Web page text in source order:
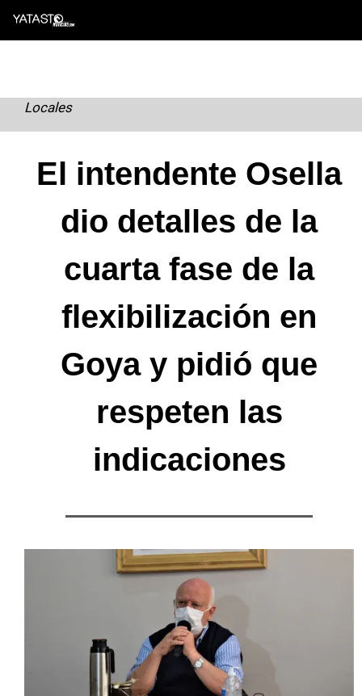
Skip
Locales
El intendente Osella
dio detalles de la
cuarta fase de la
flexibilización en
Goya y pidió que
respeten las
indicaciones